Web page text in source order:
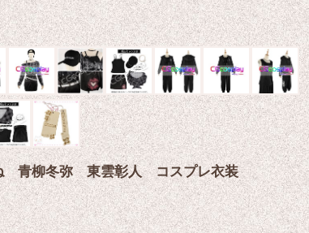
青柳冬弥 東雲彰人 コスプレ衣装